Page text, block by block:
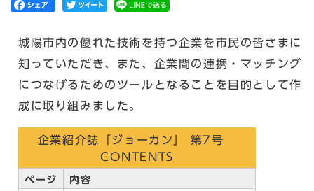
城陽市内の優れた技術を持つ企業を市民の皆さまに
知っていただき、また、企業間の連携・マッチング
につなげるためのツールとなることを目的として作
成に取り組みました。
企業紹介誌「ジョーカン」 第7号
CONTENTS
ページ 内容